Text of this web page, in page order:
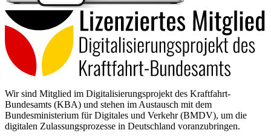
Wir sind Mitglied im Digitalisierungsprojekt des Kraftfahrt-
Bundesamts (KBA) und stehen im Austausch mit dem
Bundesministerium für Digitales und Verkehr (BMDV), um die
digitalen Zulassungsprozesse in Deutschland voranzubringen.